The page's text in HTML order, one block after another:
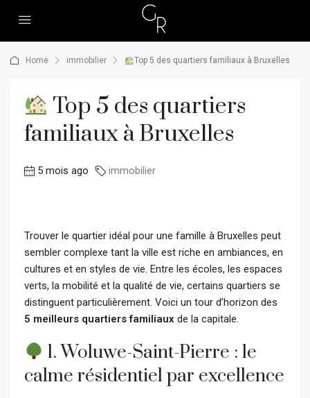
Home immobilier Top 5 des quartiers familiaux à Bruxelles
Top 5 des quartiers
familiaux à Bruxelles
5 mois ago immobilier
Trouver le quartier idéal pour une famille à Bruxelles peut
sembler complexe tant la ville est riche en ambiances, en
cultures et en styles de vie. Entre les écoles, les espaces
verts, la mobilité et la qualité de vie, certains quartiers se
distinguent particulièrement. Voici un tour d’horizon des
5 meilleurs quartiers familiaux de la capitale.
1. Woluwe-Saint-Pierre : le
calme résidentiel par excellence